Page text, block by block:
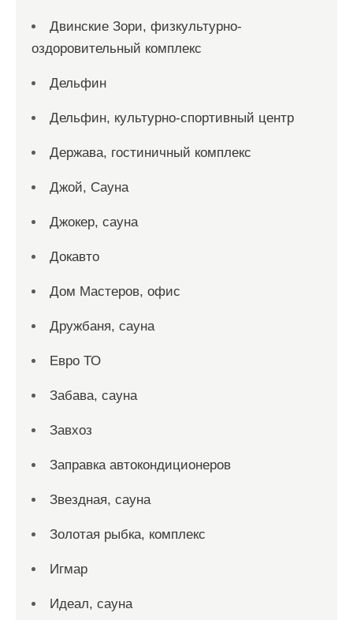
Двинские Зори, физкультурно-
оздоровительный комплекс
Дельфин
Дельфин, культурно-спортивный центр
Держава, гостиничный комплекс
Джой, Сауна
Джокер, сауна
Докавто
Дом Мастеров, офис
Дружбаня, сауна
Евро ТО
Забава, сауна
Завхоз
Заправка автокондиционеров
Звездная, сауна
Золотая рыбка, комплекс
Игмар
Идеал, сауна